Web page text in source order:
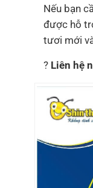
Nếu bạn
được hỗ
tươi mới
? Liên hệ